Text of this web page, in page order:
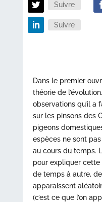
Suivre
Suivre
Dans le premier
théorie de
observations qu’il a
sur les pinsons des
pigeons
espèces ne sont
au cours du temps.
pour expliquer cette
de temps à autre,
apparaissent
(c’est ce que l’on